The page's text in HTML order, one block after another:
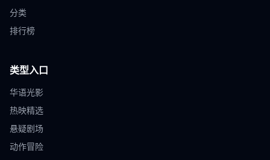
分类
排行榜
类型入口
华语光影
热映精选
悬疑剧场
动作冒险